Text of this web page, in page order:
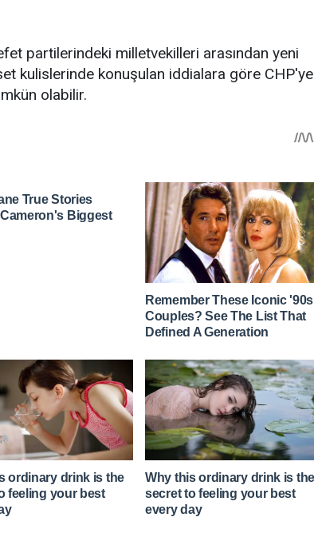
partilerindeki milletvekilleri arasından yeni
kulislerinde konuşulan iddialara göre CHP'ye
olabilir.